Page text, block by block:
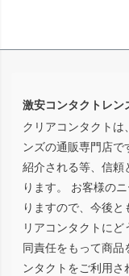
激安コンタクトレ
クリアコンタクトは
ンズの通販専門店
紹介される等、信頼
ります。 お客様の
りますので、今後
リアコンタクトに
同責任をもって商品
ンタクトをご利用さ